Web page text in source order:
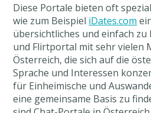
Diese Portale bieten oft
wie zum Beispiel iDates.com
übersichtliches und einfach zu
und Flirtportal mit sehr vielen
Österreich, die sich auf die
Sprache und Interessen
für Einheimische und
eine gemeinsame Basis zu